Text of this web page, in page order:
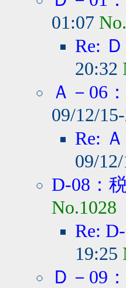
01:07
Re:
20:32
Ａ－06
09/12/
Re:
09/
D-08：
No.1028
Re:
19:25
Ｄ－09